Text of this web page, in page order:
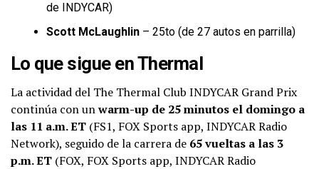
de INDYCAR)
Scott McLaughlin – 25to (de 27 autos en parrilla)
Lo que sigue en Thermal
La actividad del The Thermal Club INDYCAR Grand Prix
continúa con unwarm-up de 25 minutos el domingo a
las 11 a.m. ET (FS1, FOX Sports app, INDYCAR Radio
Network), seguido de la carrera de 65 vueltas a las 3
p.m. ET (FOX, FOX Sports app, INDYCAR Radio